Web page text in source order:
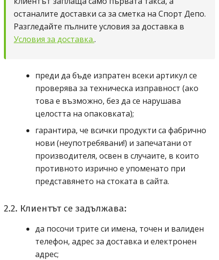
останалите доставки са за сметка на Спорт Депо.
Разгледайте пълните условия за доставка в
Условия за доставка..
преди да бъде изпратен всеки артикул се
проверява за техническа изправност (ако
това е възможно, без да се нарушава
целостта на опаковката);
гарантира, че всички продукти са фабрично
нови (неупотребявани!) и запечатани от
производителя, освен в случаите, в които
противното изрично е упоменато при
представянето на стоката в сайта.
2.2. Клиентът се задължава:
да посочи трите си имена, точен и валиден
телефон, адрес за доставка и електронен
адрес;